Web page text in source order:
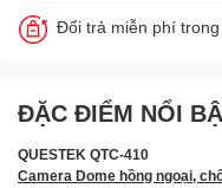
Đổi trả miễn phí
ĐẶC ĐIỂM NỔI
QUESTEK QTC-410
Camera Dome hồng ngoại,